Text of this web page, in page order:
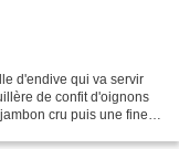
d'endive qui va servir
de confit d'oignons
cru puis une fine